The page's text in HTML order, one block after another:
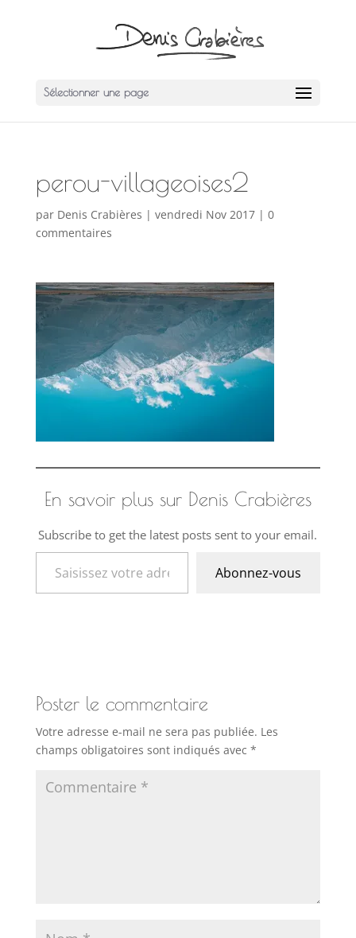
Sélectionner une page
perou-villageoises2
par Denis Crabières | vendredi Nov 2017| 0
commentaires
En savoir plus sur Denis Crabières
Subscribe to get the latest posts sent to your email.
Saisissez votre adresse e-mail…
Abonnez-vous
Poster le commentaire
Votre adresse e-mail ne sera pas publiée. Les
champs obligatoires sont indiqués avec *